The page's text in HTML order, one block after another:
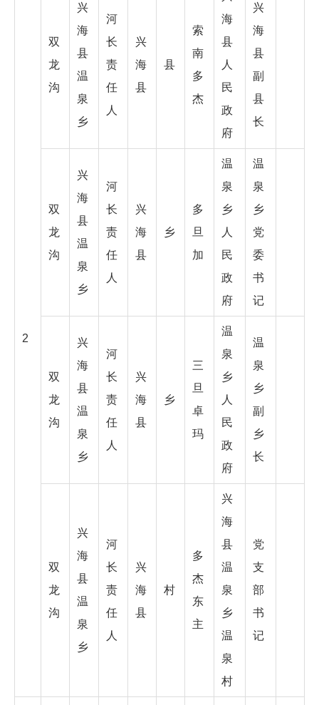
2
双
龙
沟
兴
海
县
温
泉
乡
河
长
责
任
人
兴
海
县
县
索
南
多
杰
海
县
人
民
政
府
兴
海
县
副
县
长
双
龙
沟
兴
海
县
温
泉
乡
河
长
责
任
人
兴
海
县
乡
多
旦
加
温
泉
乡
人
民
政
府
温
泉
乡
党
委
书
记
双
龙
沟
兴
海
县
温
泉
乡
河
长
责
任
人
兴
海
县
乡
三
旦
卓
玛
温
泉
乡
人
民
政
府
温
泉
乡
副
乡
长
双
龙
沟
兴
海
县
温
泉
乡
河
长
责
任
人
兴
海
县
村
多
杰
东
主
兴
海
县
温
泉
乡
温
泉
村
党
支
部
书
记